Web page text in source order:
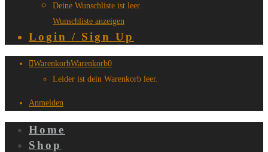
Deine Wunschliste ist leer.
Wunschliste anzeigen
Login / Sign Up
WarenkorbWarenkorb0
Leider ist dein Warenkorb leer.
Anmelden
Home
Shop